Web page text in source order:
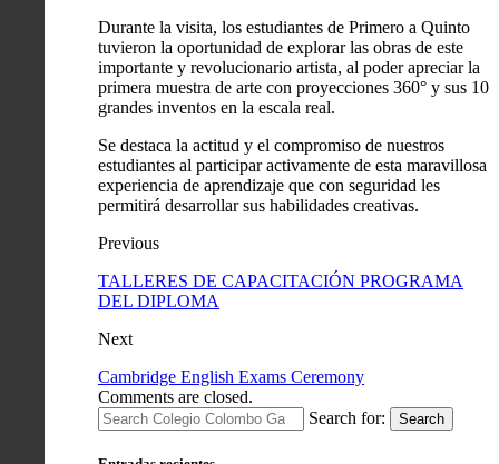
Durante la visita, los estudiantes de Primero a Quinto
tuvieron la oportunidad de explorar las obras de este
importante y revolucionario artista, al poder apreciar la
primera muestra de arte con proyecciones 360° y sus 10
grandes inventos en la escala real.
Se destaca la actitud y el compromiso de nuestros
estudiantes al participar activamente de esta maravillosa
experiencia de aprendizaje que con seguridad les
permitirá desarrollar sus habilidades creativas.
Previous
TALLERES DE CAPACITACIÓN PROGRAMA
DEL DIPLOMA
Next
Cambridge English Exams Ceremony
Comments are closed.
Search for:
Search